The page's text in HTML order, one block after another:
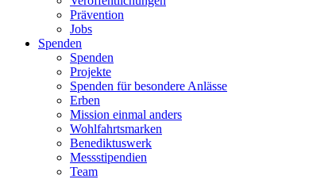
Prävention
Jobs
Spenden
Spenden
Projekte
Spenden für besondere Anlässe
Erben
Mission einmal anders
Wohlfahrtsmarken
Benediktuswerk
Messstipendien
Team